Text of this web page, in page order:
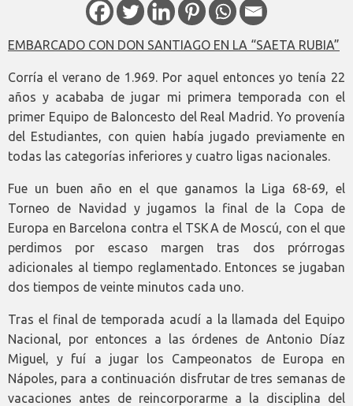
EMBARCADO CON DON SANTIAGO EN LA “SAETA RUBIA”
Corría el verano de 1.969. Por aquel entonces yo tenía 22
años y acababa de jugar mi primera temporada con el
primer Equipo de Baloncesto del Real Madrid. Yo provenía
del Estudiantes, con quien había jugado previamente en
todas las categorías inferiores y cuatro ligas nacionales.
Fue un buen año en el que ganamos la Liga 68-69, el
Torneo de Navidad y jugamos la final de la Copa de
Europa en Barcelona contra el TSKA de Moscú, con el que
perdimos por escaso margen tras dos prórrogas
adicionales al tiempo reglamentado. Entonces se jugaban
dos tiempos de veinte minutos cada uno.
Tras el final de temporada acudí a la llamada del Equipo
Nacional, por entonces a las órdenes de Antonio Díaz
Miguel, y fuí a jugar los Campeonatos de Europa en
Nápoles, para a continuación disfrutar de tres semanas de
vacaciones antes de reincorporarme a la disciplina del